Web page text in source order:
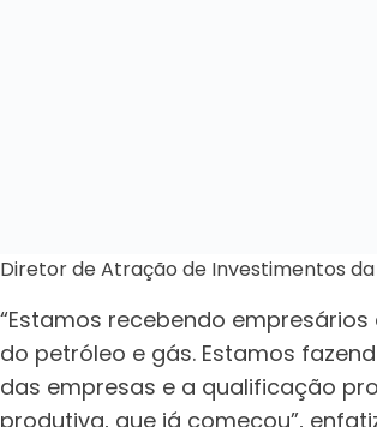
Diretor de Atração de Investimentos
“Estamos recebendo
do petróleo e gás. Estamos
das empresas e a qualificação
produtiva, que já começou”,